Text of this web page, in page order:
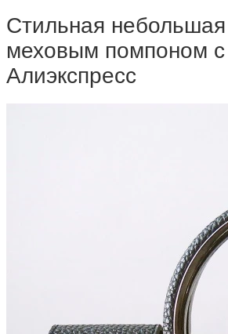
Стильная
меховым помпоном с
Алиэкспресс